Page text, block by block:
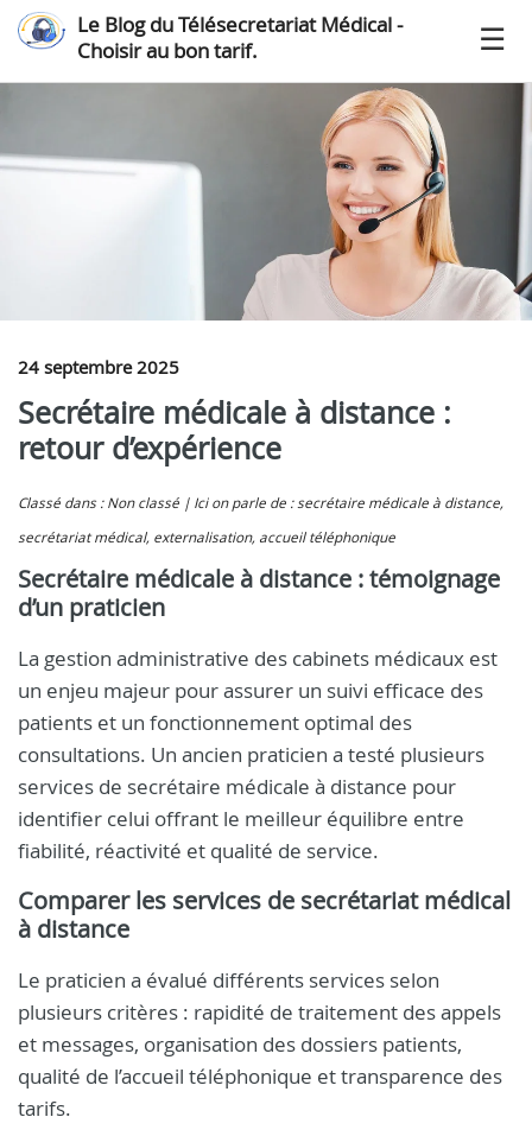
Le Blog du Télésecretariat Médical -
Choisir au bon tarif.
24 septembre 2025
Secrétaire médicale à distance :
retour d’expérience
Classé dans : Non classé
Ici on parle de : secrétaire médicale à distance,
secrétariat médical, externalisation, accueil téléphonique
Secrétaire médicale à distance : témoignage
d’un praticien
La gestion administrative des cabinets médicaux est
un enjeu majeur pour assurer un suivi efficace des
patients et un fonctionnement optimal des
consultations. Un ancien praticien a testé plusieurs
services de secrétaire médicale à distance pour
identifier celui offrant le meilleur équilibre entre
fiabilité, réactivité et qualité de service.
Comparer les services de secrétariat médical
à distance
Le praticien a évalué différents services selon
plusieurs critères : rapidité de traitement des appels
et messages, organisation des dossiers patients,
qualité de l’accueil téléphonique et transparence des
tarifs.